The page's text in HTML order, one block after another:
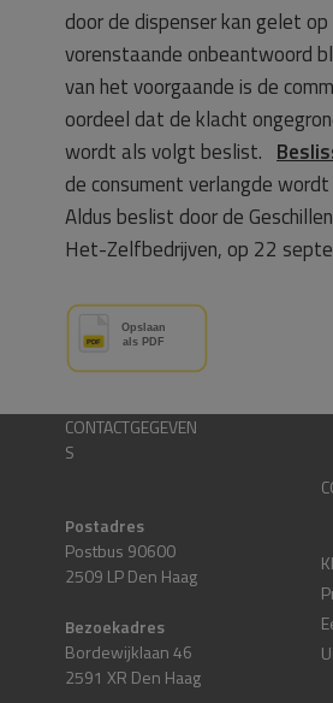
door de dispenser kan gelet
vorenstaande onbeantwoord
van het voorgaande is de
oordeel dat de klacht
wordt als volgt beslist.
de consument verlangde
Aldus beslist door de
Het-Zelfbedrijven, op 22
CONTACTGEGEVEN
S
Postadres
Postbus 90600
2509 LP Den Haag
Bezoekadres
Bordewijklaan 46
2591 XR Den Haag